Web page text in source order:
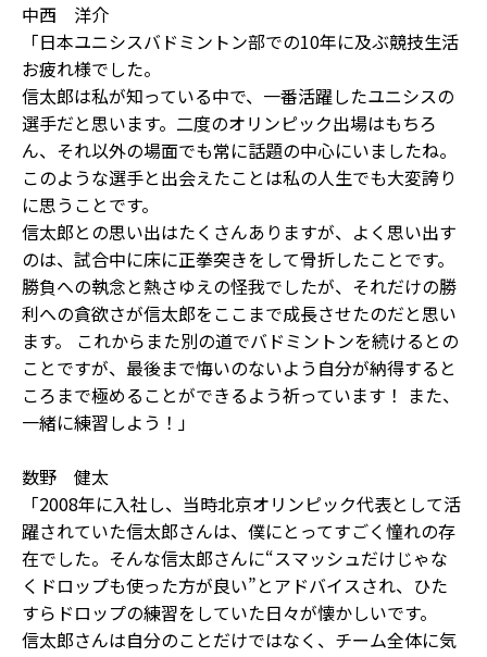
中西 洋介
「日本ユニシスバドミントン部での10年に及ぶ競技生活
お疲れ様でした。
信太郎は私が知っている中で、一番活躍したユニシスの
選手だと思います。二度のオリンピック出場はもちろ
ん、それ以外の場面でも常に話題の中心にいましたね。
このような選手と出会えたことは私の人生でも大変誇り
に思うことです。
信太郎との思い出はたくさんありますが、よく思い出す
のは、試合中に床に正拳突きをして骨折したことです。
勝負への執念と熱さゆえの怪我でしたが、それだけの勝
利への貪欲さが信太郎をここまで成長させたのだと思い
ます。 これからまた別の道でバドミントンを続けるとの
ことですが、最後まで悔いのないよう自分が納得すると
ころまで極めることができるよう祈っています！ また、
一緒に練習しよう！」
数野 健太
「2008年に入社し、当時北京オリンピック代表として活
躍されていた信太郎さんは、僕にとってすごく憧れの存
在でした。そんな信太郎さんに“スマッシュだけじゃな
くドロップも使った方が良い”とアドバイスされ、ひた
すらドロップの練習をしていた日々が懐かしいです。
信太郎さんは自分のことだけではなく、チーム全体に気